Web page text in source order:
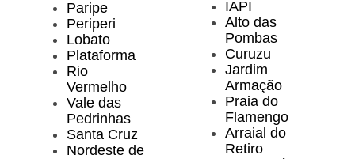
Paripe
Periperi
Lobato
Plataforma
Rio
Vermelho
Vale das
Pedrinhas
Santa Cruz
Nordeste de
IAPI
Alto das
Pombas
Curuzu
Jardim
Armação
Praia do
Flamengo
Arraial do
Retiro